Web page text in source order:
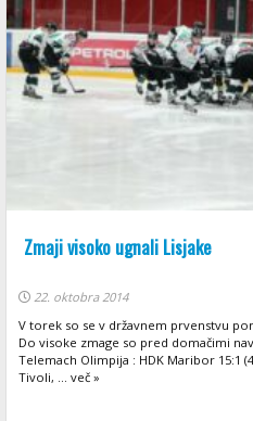
Zmaji visoko ugnali Lisjake
22. oktobra 2014
V torek so se v državnem prvenstvu
Do visoke zmage so pred domačimi
Telemach Olimpija : HDK Maribor 15:1
Tivoli, ... več »